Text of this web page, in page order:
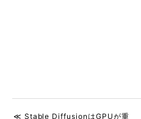
≪ Stable DiffusionはGPUが重